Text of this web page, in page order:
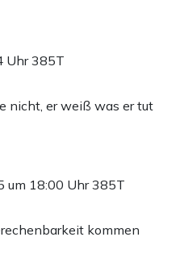
Uhr385T
nicht, er weiß was er tut
um 18:00 Uhr385T
kommen